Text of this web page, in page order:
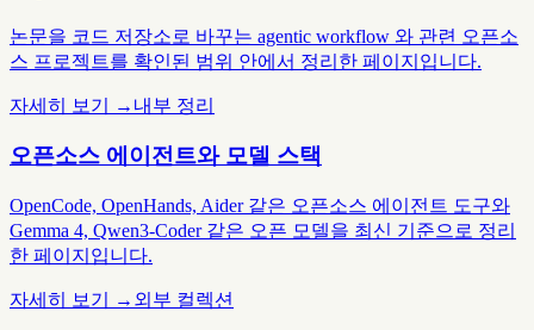
논문을 코드 저장소로 바꾸는 agentic workflow 와 관련 오픈소
스 프로젝트를 확인된 범위 안에서 정리한 페이지입니다.
자세히 보기 → 내부 정리
오픈소스 에이전트와 모델 스택
OpenCode, OpenHands, Aider 같은 오픈소스 에이전트 도구와
Gemma 4, Qwen3-Coder 같은 오픈 모델을 최신 기준으로 정리
한 페이지입니다.
자세히 보기 → 외부 컬렉션